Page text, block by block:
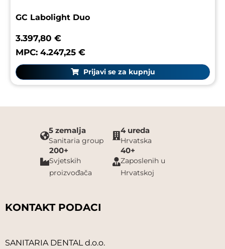
GC Labolight Duo
3.397,80 €
MPC: 4.247,25 €
Prijavi se za kupnju
5 zemalja
Sanitaria group
4 ureda
Hrvatska
200+
Svjetskih
proizvođača
40+
Zaposlenih u
Hrvatskoj
KONTAKT PODACI
SANITARIA DENTAL d.o.o.